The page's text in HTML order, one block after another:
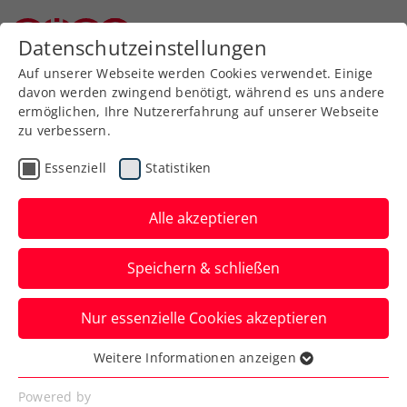
AllgemeineKlasse
Jugend
SeniorInnen
Meisterschaft wählen
Niederösterreichische Landesmeisterschaft 2025 /
Datenschutzeinstellungen
Auf unserer Webseite werden Cookies verwendet. Einige
davon werden zwingend benötigt, während es uns andere
ermöglichen, Ihre Nutzererfahrung auf unserer Webseite
zu verbessern.
Essenziell Statistiken
Alle akzeptieren
Speichern & schließen
Nur essenzielle Cookies akzeptieren
Essenziell
Essenzielle Cookies werden für grundlegende
Weitere Informationen anzeigen
Powered by